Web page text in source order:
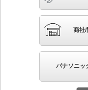
108件 商社/
パナソニッ